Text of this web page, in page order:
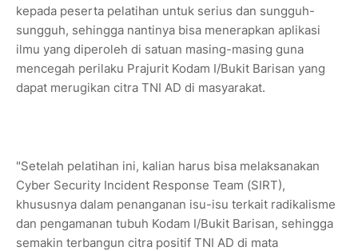
kepada peserta pelatihan untuk serius dan sungguh-
sungguh, sehingga nantinya bisa menerapkan aplikasi
ilmu yang diperoleh di satuan masing-masing guna
mencegah perilaku Prajurit Kodam I/Bukit Barisan yang
dapat merugikan citra TNI AD di masyarakat.
"Setelah pelatihan ini, kalian harus bisa melaksanakan
Cyber Security Incident Response Team (SIRT),
khususnya dalam penanganan isu-isu terkait radikalisme
dan pengamanan tubuh Kodam I/Bukit Barisan, sehingga
semakin terbangun citra positif TNI AD di mata